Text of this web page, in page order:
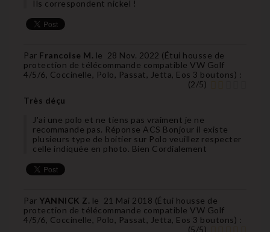
Ils correspondent nickel !
Par Francoise M. le 28 Nov. 2022 (Étui housse de
protection de télécommande compatible VW Golf
4/5/6, Coccinelle, Polo, Passat, Jetta, Eos 3 boutons) :
(2/5)
Très déçu
J'ai une polo et ne tiens pas vraiment je ne
recommande pas. Réponse ACS Bonjour il existe
plusieurs type de boitier sur Polo veuillez respecter
celle indiquée en photo. Bien Cordialement
Par YANNICK Z. le 21 Mai 2018 (Étui housse de
protection de télécommande compatible VW Golf
4/5/6, Coccinelle, Polo, Passat, Jetta, Eos 3 boutons) :
(5/5)